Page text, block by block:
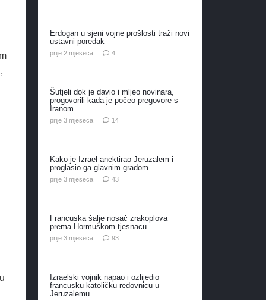
Erdogan u sjeni vojne prošlosti traži novi
ustavni poredak
prije 2 mjeseca 4komentara
Šutjeli dok je davio i mljeo novinara,
progovorili kada je počeo pregovore s
Iranom
prije 3 mjeseca 14komentara
Kako je Izrael anektirao Jeruzalem i
proglasio ga glavnim gradom
prije 3 mjeseca 43komentara
Francuska šalje nosač zrakoplova
prema Hormuškom tjesnacu
prije 3 mjeseca 93komentara
Izraelski vojnik napao i ozlijedio
francusku katoličku redovnicu u
Jeruzalemu